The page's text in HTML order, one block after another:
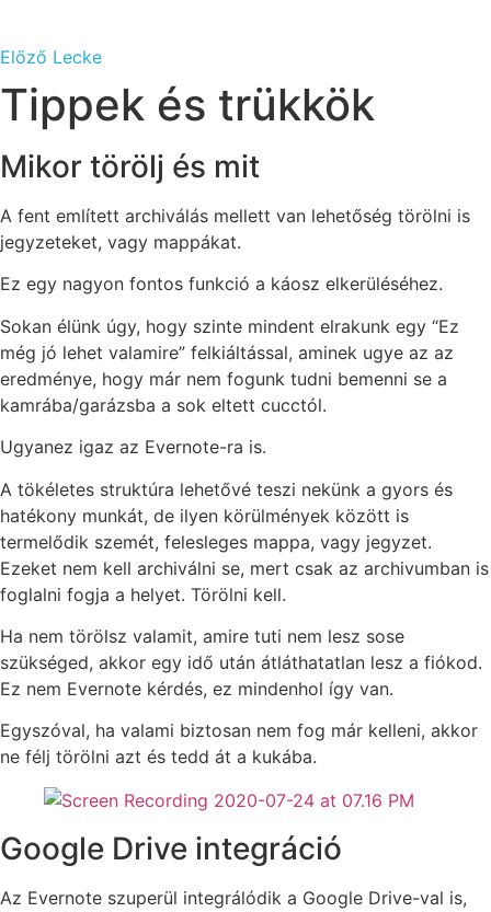
Előző Lecke
Tippek és trükkök
Mikor törölj és mit
A fent említett archiválás mellett van lehetőség törölni is
jegyzeteket, vagy mappákat.
Ez egy nagyon fontos funkció a káosz elkerüléséhez.
Sokan élünk úgy, hogy szinte mindent elrakunk egy “Ez
még jó lehet valamire” felkiáltással, aminek ugye az az
eredménye, hogy már nem fogunk tudni bemenni se a
kamrába/garázsba a sok eltett cucctól.
Ugyanez igaz az Evernote-ra is.
A tökéletes struktúra lehetővé teszi nekünk a gyors és
hatékony munkát, de ilyen körülmények között is
termelődik szemét, felesleges mappa, vagy jegyzet.
Ezeket nem kell archiválni se, mert csak az archivumban is
foglalni fogja a helyet. Törölni kell.
Ha nem törölsz valamit, amire tuti nem lesz sose
szükséged, akkor egy idő után átláthatatlan lesz a fiókod.
Ez nem Evernote kérdés, ez mindenhol így van.
Egyszóval, ha valami biztosan nem fog már kelleni, akkor
ne félj törölni azt és tedd át a kukába.
Google Drive integráció
Az Evernote szuperül integrálódik a Google Drive-val is,